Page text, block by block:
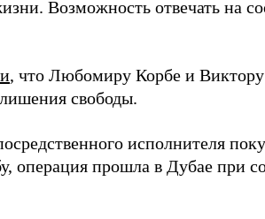
Возможность отвечать на
, что Любомиру Корбе и Виктору
свободы.
исполнителя
операция прошла в Дубае при